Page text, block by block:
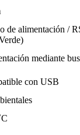
de alimentación /
mediante bus
con USB